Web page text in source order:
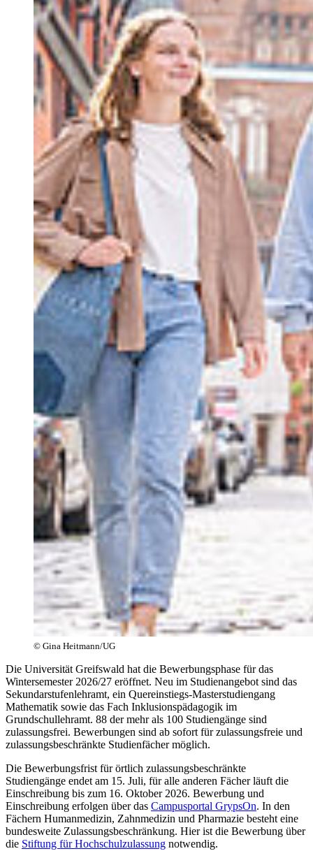
© Gina Heitmann/UG
Die Universität Greifswald hat die Bewerbungsphase für das
Wintersemester 2026/27 eröffnet. Neu im Studienangebot sind das
Sekundarstufenlehramt, ein Quereinstiegs-Masterstudiengang
Mathematik sowie das Fach Inklusionspädagogik im
Grundschullehramt. 88 der mehr als 100 Studiengänge sind
zulassungsfrei. Bewerbungen sind ab sofort für zulassungsfreie und
zulassungsbeschränkte Studienfächer möglich.
Die Bewerbungsfrist für örtlich zulassungsbeschränkte
Studiengänge endet am 15. Juli, für alle anderen Fächer läuft die
Einschreibung bis zum 16. Oktober 2026. Bewerbung und
Einschreibung erfolgen über das Campusportal GrypsOn. In den
Fächern Humanmedizin, Zahnmedizin und Pharmazie besteht eine
bundesweite Zulassungsbeschränkung. Hier ist die Bewerbung über
die Stiftung für Hochschulzulassung notwendig.